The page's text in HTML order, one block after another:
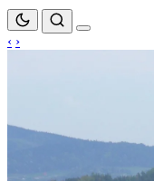
‹ ›